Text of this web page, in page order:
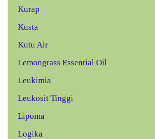
Kurap
Kusta
Kutu Air
Lemongrass Essential Oil
Leukimia
Leukosit Tinggi
Lipoma
Logika